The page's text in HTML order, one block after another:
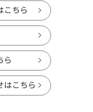
こちら
ら
はこちら